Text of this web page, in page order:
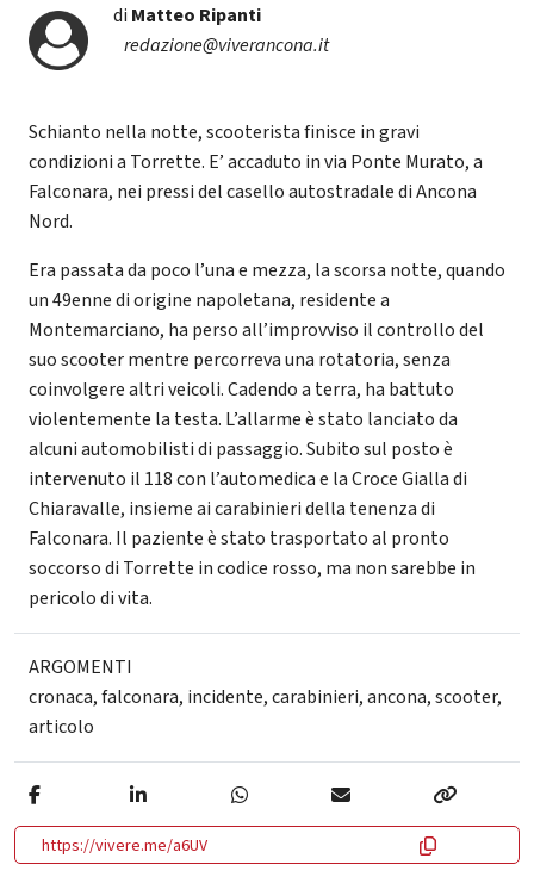
di Matteo Ripanti
redazione@viverancona.it
Schianto nella notte, scooterista finisce in gravi
condizioni a Torrette. E’ accaduto in via Ponte Murato, a
Falconara, nei pressi del casello autostradale di Ancona
Nord.
Era passata da poco l’una e mezza, la scorsa notte, quando
un 49enne di origine napoletana, residente a
Montemarciano, ha perso all’improvviso il controllo del
suo scooter mentre percorreva una rotatoria, senza
coinvolgere altri veicoli. Cadendo a terra, ha battuto
violentemente la testa. L’allarme è stato lanciato da
alcuni automobilisti di passaggio. Subito sul posto è
intervenuto il 118 con l’automedica e la Croce Gialla di
Chiaravalle, insieme ai carabinieri della tenenza di
Falconara. Il paziente è stato trasportato al pronto
soccorso di Torrette in codice rosso, ma non sarebbe in
pericolo di vita.
ARGOMENTI
cronaca,falconara, incidente,carabinieri,ancona,scooter,
articolo
https://vivere.me/a6UV